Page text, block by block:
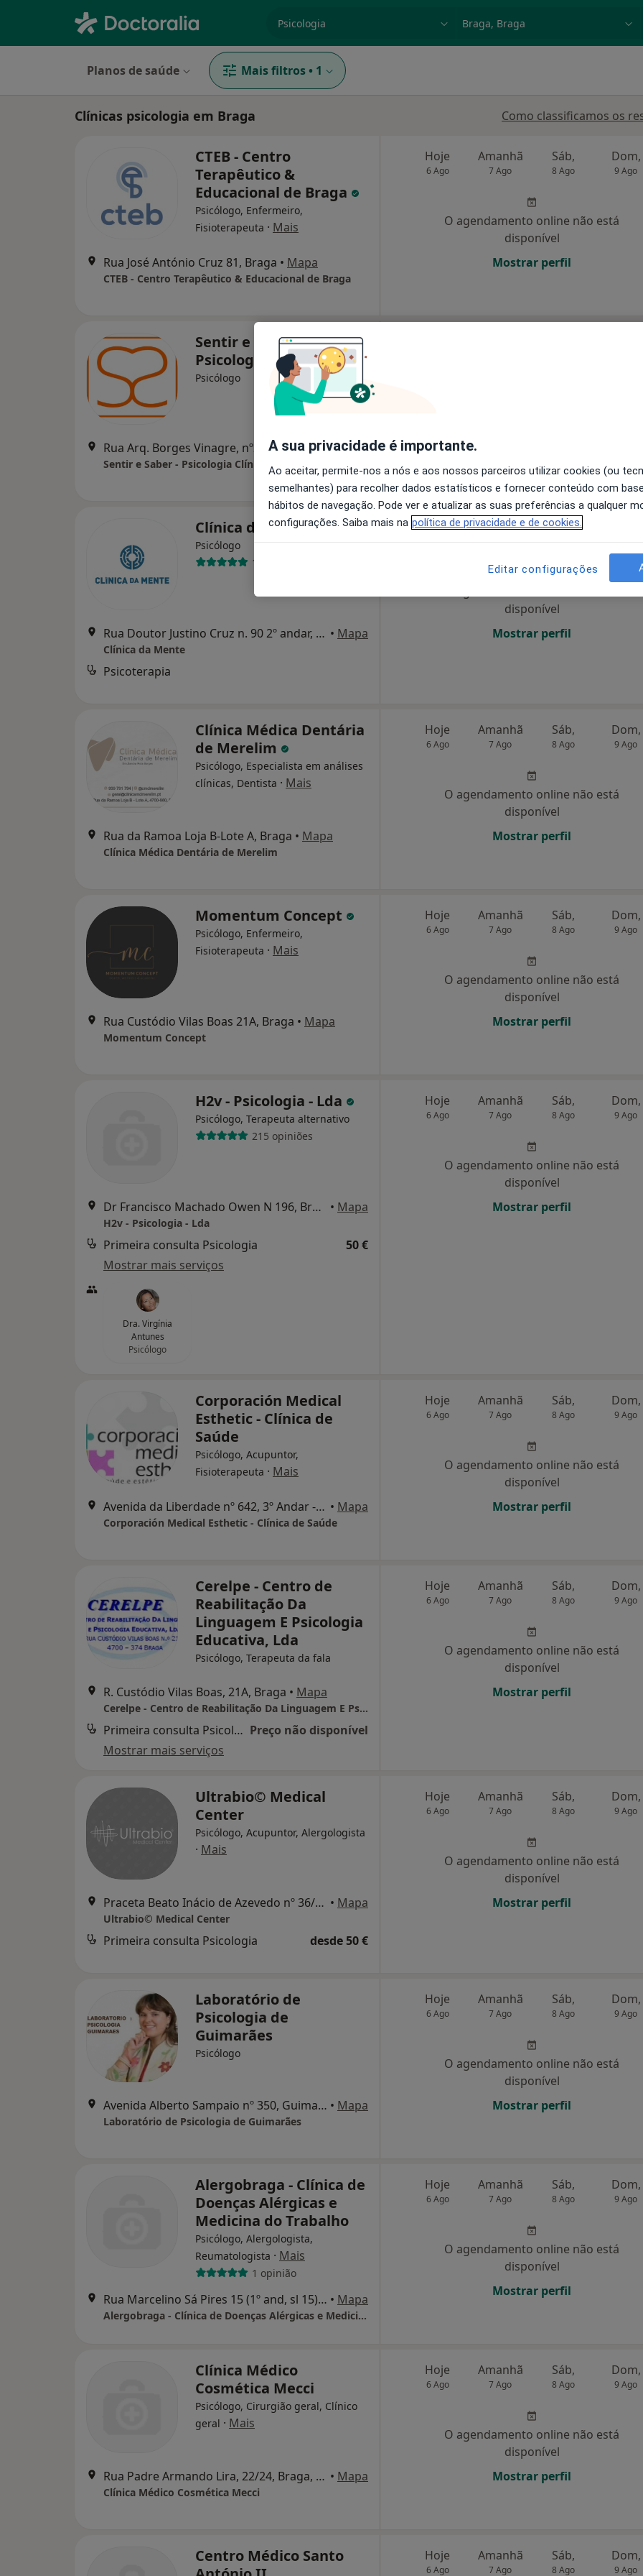
Planos de saúde Mais filtros • 1
Clínicas psicologia em Braga Como classificamos os
CTEB - Centro
Terapêutico &
Educacional de Braga
Psicólogo, Enfermeiro,
Fisioterapeuta · Mais
Rua José António Cruz 81, Braga • Mapa
CTEB - Centro Terapêutico & Educacional de Braga
Hoje
6 Ago
Amanhã
7 Ago
Sáb,
8 Ago
Dom,
9 Ago
O agendamento online não está
disponível
Mostrar perfil
Sentir e Saber -
Psicologia Clínica
Psicólogo
Rua Arq. Borges Vinagre, nº29 Piso 3 (3E), Barcelos •Mapa
Sentir e Saber - Psicologia Clínica
Clínica da Mente
Psicólogo
106 opiniões
Rua Doutor Justino Cruz n. 90 2º andar, Braga • Mapa
Clínica da Mente
Psicoterapia
Hoje Amanhã Sáb,
disponível
Mostrar perfil
Clínica Médica Dentária
de Merelim
Psicólogo, Especialista em análises
clínicas, Dentista · Mais
Rua da Ramoa Loja B-Lote A, Braga • Mapa
Clínica Médica Dentária de Merelim
Hoje
6 Ago
Amanhã
7 Ago
Sáb,
8 Ago
Dom,
9 Ago
O agendamento online não está
disponível
Mostrar perfil
Momentum Concept
Psicólogo, Enfermeiro,
Fisioterapeuta · Mais
Rua Custódio Vilas Boas 21A, Braga • Mapa
Momentum Concept
Hoje
6 Ago
Amanhã
7 Ago
Sáb,
8 Ago
Dom,
9 Ago
O agendamento online não está
disponível
Mostrar perfil
H2v - Psicologia - Lda
Psicólogo, Terapeuta alternativo
215 opiniões
Dr Francisco Machado Owen N 196, Braga • Mapa
H2v - Psicologia - Lda
Primeira consulta Psicologia
50 €
Mostrar mais serviços
Dra. Virgínia
Antunes
Psicólogo
Hoje
6 Ago
Amanhã
7 Ago
Sáb,
8 Ago
Dom,
9 Ago
O agendamento online não está
disponível
Mostrar perfil
Corporación Medical
Esthetic - Clínica de
Saúde
Psicólogo, Acupuntor,
Fisioterapeuta · Mais
Avenida da Liberdade nº 642, 3º Andar - Sala 1, Braga • Mapa
Corporación Medical Esthetic - Clínica de Saúde
Hoje
6 Ago
Amanhã
7 Ago
Sáb,
8 Ago
Dom,
9 Ago
O agendamento online não está
disponível
Mostrar perfil
Cerelpe - Centro de
Reabilitação Da
Linguagem E Psicologia
Educativa, Lda
Psicólogo, Terapeuta da fala
R. Custódio Vilas Boas, 21A, Braga • Mapa
Cerelpe - Centro de Reabilitação Da Linguagem E Psicologia Educativa, Lda
Primeira consulta Psicologia Preço não disponível
Mostrar mais serviços
Hoje
6 Ago
Amanhã
7 Ago
Sáb,
8 Ago
Dom,
9 Ago
O agendamento online não está
disponível
Mostrar perfil
Ultrabio© Medical
Center
Psicólogo, Acupuntor, Alergologista
· Mais
Praceta Beato Inácio de Azevedo nº 36/38, Braga • Mapa
Ultrabio© Medical Center
Primeira consulta Psicologia desde 50 €
Hoje
6 Ago
Amanhã
7 Ago
Sáb,
8 Ago
Dom,
9 Ago
O agendamento online não está
disponível
Mostrar perfil
Laboratório de
Psicologia de
Guimarães
Psicólogo
Avenida Alberto Sampaio nº 350, Guimarães • Mapa
Laboratório de Psicologia de Guimarães
Hoje
6 Ago
Amanhã
7 Ago
Sáb,
8 Ago
Dom,
9 Ago
O agendamento online não está
disponível
Mostrar perfil
Alergobraga - Clínica de
Doenças Alérgicas e
Medicina do Trabalho
Psicólogo, Alergologista,
Reumatologista · Mais
1 opinião
Rua Marcelino Sá Pires 15 (1º and, sl 15), Braga • Mapa
Alergobraga - Clínica de Doenças Alérgicas e Medicina do Trabalho
Hoje
6 Ago
Amanhã
7 Ago
Sáb,
8 Ago
Dom,
9 Ago
O agendamento online não está
disponível
Mostrar perfil
Clínica Médico
Cosmética Mecci
Psicólogo, Cirurgião geral, Clínico
geral · Mais
Rua Padre Armando Lira, 22/24, Braga, Braga • Mapa
Clínica Médico Cosmética Mecci
Hoje
6 Ago
Amanhã
7 Ago
Sáb,
8 Ago
Dom,
9 Ago
O agendamento online não está
disponível
Mostrar perfil
Centro Médico Santo
Hoje
6 Ago
Amanhã
7 Ago
Sáb,
8 Ago
Dom,
9 Ago
A sua privacidade é importante.
Ao aceitar, permite-nos a nós e aos nossos parceiros utilizar cookies (ou
semelhantes) para recolher dados estatísticos e fornecer conteúdo com
hábitos de navegação. Pode ver e atualizar as suas preferências a qualquer
configurações. Saiba mais na política de privacidade e de cookies.
Editar configurações